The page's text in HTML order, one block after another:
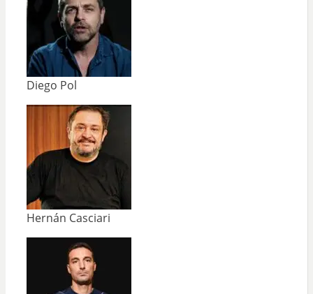
Diego Pol
Hernán Casciari